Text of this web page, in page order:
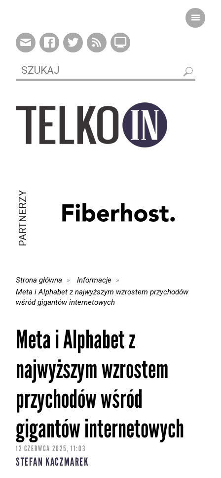
PARTNERZY
Strona główna
Informacje
Meta i Alphabet z najwyższym wzrostem przychodów
wśród gigantów internetowych
Meta i Alphabet z
najwyższym wzrostem
przychodów wśród
gigantów internetowych
12 CZERWCA 2025, 11:03
STEFAN KACZMAREK